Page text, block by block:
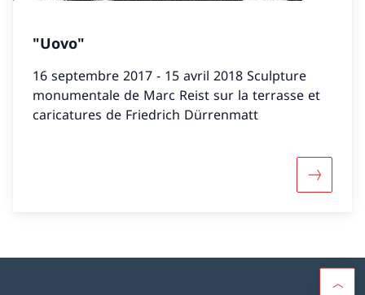
"Uovo"
16 septembre 2017 - 15 avril 2018 Sculpture
monumentale de Marc Reist sur la terrasse et
caricatures de Friedrich Dürrenmatt